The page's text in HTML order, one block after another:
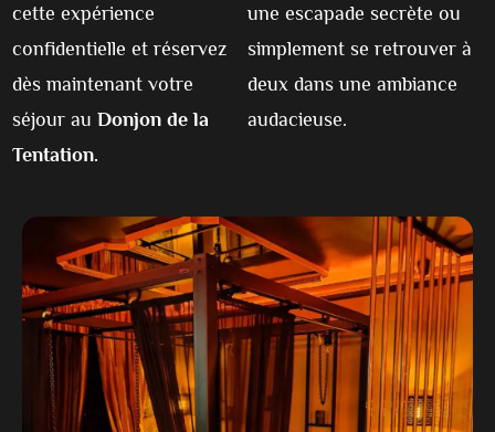
cette expérience
confidentielle et réservez
dès maintenant votre
séjour auDonjon de la
Tentation.
une escapade secrète ou
simplement se retrouver à
deux dans une ambiance
audacieuse.